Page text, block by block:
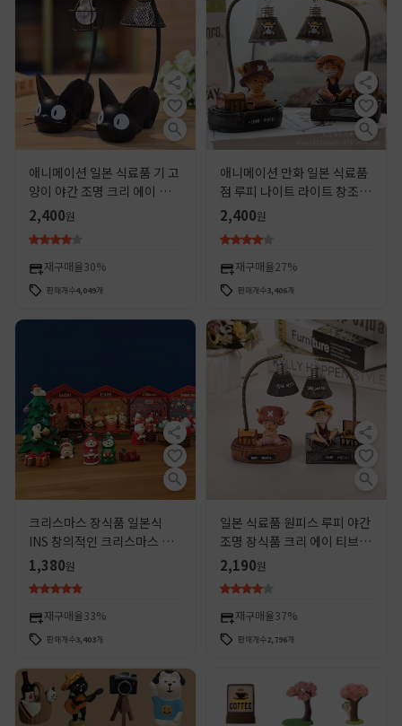
애니메이션 일본 식료품 기 고
양이 야간 조명 크리 에이 티브
만화 국경 상품 수지 장식품 학
생 선물
2,400원
재구매율30%
판매개수4,049개
애니메이션 만화 일본 식료품
점 루피 나이트 라이트 창조적
인 선물 장식 장식 동급생 생일
선물
2,400원
재구매율27%
판매개수3,406개
크리스마스 장식품 일본식
INS 창의적인 크리스마스 선
물 가정용 잡화 ZAKKA 수지
공예품 귀여운 디자인
1,380원
재구매율33%
판매개수3,403개
일본 식료품 원피스 루피 야간
조명 장식품 크리 에이 티브 헬
기 인형 수지 공예 선물 학생
선물
2,190원
재구매율37%
판매개수2,796개